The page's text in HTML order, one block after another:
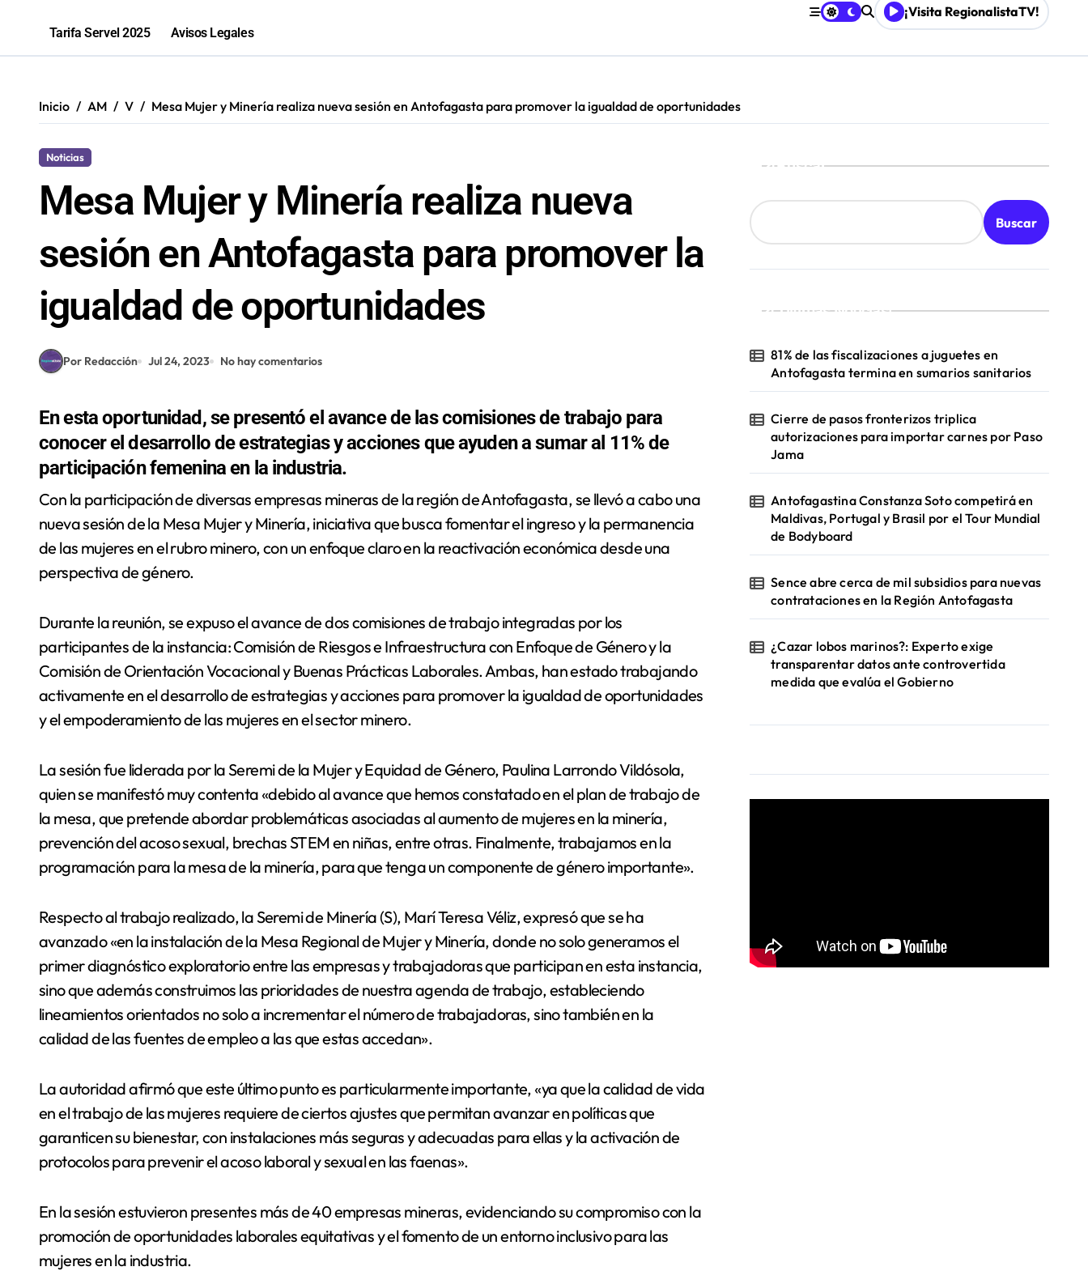
“Los que ganan son quienes quieren ocultar información”: Colegio de Periodistas cuestiona la “Ley Mordaza 2.0”
81% de las fiscalizaciones a juguetes en Antofagasta termina en sumarios sanitarios
Tarifa Servel 2025 Avisos Legales
¡Visita RegionalistaTV!
Inicio AM V Mesa Mujer y Minería realiza nueva sesión en Antofagasta para promover la igualdad de oportunidades
Noticias
Mesa Mujer y Minería realiza nueva
sesión en Antofagasta para promover la
igualdad de oportunidades
Por Redacción Jul 24, 2023 No hay comentarios
En esta oportunidad, se presentó el avance de las comisiones de trabajo para
conocer el desarrollo de estrategias y acciones que ayuden a sumar al 11% de
participación femenina en la industria.
Con la participación de diversas empresas mineras de la región de Antofagasta, se llevó a cabo una
nueva sesión de la Mesa Mujer y Minería, iniciativa que busca fomentar el ingreso y la permanencia
de las mujeres en el rubro minero, con un enfoque claro en la reactivación económica desde una
perspectiva de género.
Durante la reunión, se expuso el avance de dos comisiones de trabajo integradas por los
participantes de la instancia: Comisión de Riesgos e Infraestructura con Enfoque de Género y la
Comisión de Orientación Vocacional y Buenas Prácticas Laborales. Ambas, han estado trabajando
activamente en el desarrollo de estrategias y acciones para promover la igualdad de oportunidades
y el empoderamiento de las mujeres en el sector minero.
La sesión fue liderada por la Seremi de la Mujer y Equidad de Género, Paulina Larrondo Vildósola,
quien se manifestó muy contenta «debido al avance que hemos constatado en el plan de trabajo de
la mesa, que pretende abordar problemáticas asociadas al aumento de mujeres en la minería,
prevención del acoso sexual, brechas STEM en niñas, entre otras. Finalmente, trabajamos en la
programación para la mesa de la minería, para que tenga un componente de género importante».
Respecto al trabajo realizado, la Seremi de Minería (S), Marí Teresa Véliz, expresó que se ha
avanzado «en la instalación de la Mesa Regional de Mujer y Minería, donde no solo generamos el
primer diagnóstico exploratorio entre las empresas y trabajadoras que participan en esta instancia,
sino que además construimos las prioridades de nuestra agenda de trabajo, estableciendo
lineamientos orientados no solo a incrementar el número de trabajadoras, sino también en la
calidad de las fuentes de empleo a las que estas accedan».
La autoridad afirmó que este último punto es particularmente importante, «ya que la calidad de vida
en el trabajo de las mujeres requiere de ciertos ajustes que permitan avanzar en políticas que
garanticen su bienestar, con instalaciones más seguras y adecuadas para ellas y la activación de
protocolos para prevenir el acoso laboral y sexual en las faenas».
En la sesión estuvieron presentes más de 40 empresas mineras, evidenciando su compromiso con la
promoción de oportunidades laborales equitativas y el fomento de un entorno inclusivo para las
mujeres en la industria.
Buscar
Buscar
¡Ultimas Noticias!
81% de las fiscalizaciones a juguetes en
Antofagasta termina en sumarios sanitarios
Cierre de pasos fronterizos triplica
autorizaciones para importar carnes por Paso
Jama
Antofagastina Constanza Soto competirá en
Maldivas, Portugal y Brasil por el Tour Mundial
de Bodyboard
Sence abre cerca de mil subsidios para nuevas
contrataciones en la Región Antofagasta
¿Cazar lobos marinos?: Experto exige
transparentar datos ante controvertida
medida que evalúa el Gobierno